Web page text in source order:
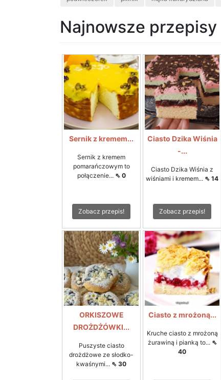
Najnowsze przepisy
Sernik z kremem...
Sernik z kremem
pomarańczowym to
połączenie... ⇖ 0
Zobacz przepis!
Ciasto Dzika Wiśnia
-...
Ciasto Dzika Wiśnia z
wiśniami i kremem... ⇖ 14
Zobacz przepis!
ORKISZOWE
DROŻDŻÓWKI...
Puszyste ciasto
drożdżowe ze słodko-
kwaśnymi... ⇖ 30
Ciasto z mrożoną...
Kruche ciasto z mrożoną
żurawiną i pianką to... ⇖
40